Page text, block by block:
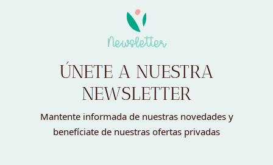
Newsletter
ÚNETE A NUESTRA
NEWSLETTER
Mantente informada de nuestras novedades y
benefíciate de nuestras ofertas privadas